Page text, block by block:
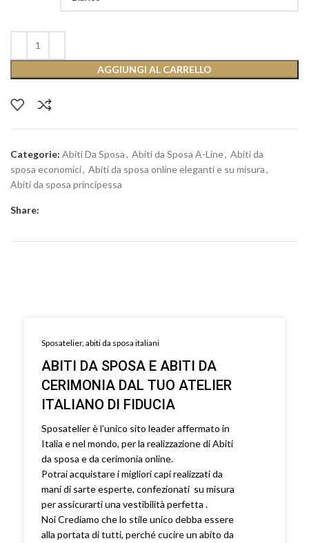
AGGIUNGI AL CARRELLO
Categorie: Abiti Da Sposa, Abiti da Sposa A-Line, Abiti da
sposa economici, Abiti da sposa online eleganti e su misura,
Abiti da sposa principessa
Share:
Sposatelier, abiti da sposa italiani
ABITI DA SPOSA E ABITI DA
CERIMONIA DAL TUO ATELIER
ITALIANO DI FIDUCIA
Sposatelier è l’unico sito leader affermato in
Italia e nel mondo, per la realizzazione di Abiti
da sposa e da cerimonia online.
Potrai acquistare i migliori capi realizzati da
mani di sarte esperte, confezionati su misura
per assicurarti una vestibilità perfetta .
Noi Crediamo che lo stile unico debba essere
alla portata di tutti, perché cucire un abito da